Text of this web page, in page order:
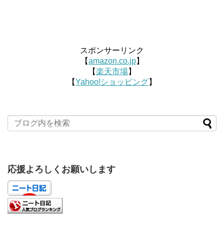
スポンサーリンク
【amazon.co.jp】
【楽天市場】
【Yahoo!ショッピング】
応援よろしくお願いします